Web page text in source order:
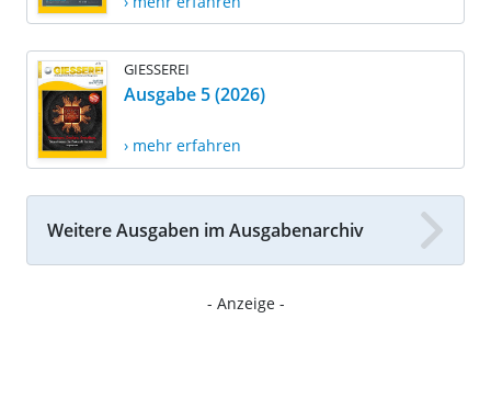
GIESSEREI
Ausgabe 5 (2026)
› mehr erfahren
Weitere Ausgaben im Ausgabenarchiv
- Anzeige -